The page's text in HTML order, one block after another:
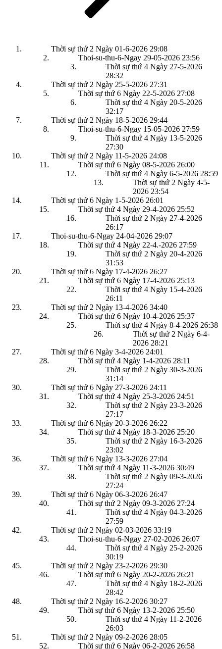
Thời sự thứ 2 Ngày 01-6-2026 29:08
Thoi-su-thu-6-Ngay 29-05-2026 23:56
Thời sự thứ 4 Ngày 27-5-2026
28:32
Thời sự thứ 2 Ngày 25-5-2026 27:31
Thời sự thứ 6 Ngày 22-5-2026 27:08
Thời sự thứ 4 Ngày 20-5-2026
32:17
Thời sự thứ 2 Ngày 18-5-2026 29:44
Thoi-su-thu-6-Ngay 15-05-2026 27:59
Thời sự thứ 4 Ngày 13-5-2026
27:30
Thời sự thứ 2 Ngày 11-5-2026 24:08
Thời sự thứ 6 Ngày 08-5-2026 26:00
Thời sự thứ 4 Ngày 6-5-2026 28:59
Thời sự thứ 2 Ngày 4-5-
2026 23:54
Thời sự thứ 6 Ngày 1-5-2026 26:01
Thời sự thứ 4 Ngày 29-4-2026 25:52
Thời sự thứ 2 Ngày 27-4-2026
26:17
Thoi-su-thu-6-Ngay 24-04-2026 29:07
Thời sự thứ 4 Ngày 22-4.-2026 27:59
Thời sự thứ 2 Ngày 20-4-2026
31:53
Thời sự thứ 6 Ngày 17-4-2026 26:27
Thời sự thứ 6 Ngày 17-4-2026 25:13
Thời sự thứ 4 Ngày 15-4-2026
26:11
Thời sự thứ 2 Ngày 13-4-2026 34:40
Thời sự thứ 6 Ngày 10-4-2026 25:37
Thời sự thứ 4 Ngày 8-4-2026 26:38
Thời sự thứ 2 Ngày 6-4-
2026 28:21
Thời sự thứ 6 Ngày 3-4-2026 24:01
Thời sự thứ 4 Ngày 1-4-2026 28:11
Thời sự thứ 2 Ngày 30-3-2026
31:14
Thời sự thứ 6 Ngày 27-3-2026 24:11
Thời sự thứ 4 Ngày 25-3-2026 24:51
Thời sự thứ 2 Ngày 23-3-2026
27:17
Thời sự thứ 6 Ngày 20-3-2026 26:22
Thời sự thứ 4 Ngày 18-3-2026 25:20
Thời sự thứ 2 Ngày 16-3-2026
23:02
Thời sự thứ 6 Ngày 13-3-2026 27:04
Thời sự thứ 4 Ngày 11-3-2026 30:49
Thời sự thứ 2 Ngày 09-3-2026
27:24
Thời sự thứ 6 Ngày 06-3-2026 26:47
Thời sự thứ 2 Ngày 09-3-2026 27:24
Thời sự thứ 4 Ngày 04-3-2026
27:59
Thời sự thứ 2 Ngày 02-03-2026 33:19
Thoi-su-thu-6-Ngay 27-02-2026 26:07
Thời sự thứ 4 Ngày 25-2-2026
30:19
Thời sự thứ 2 Ngày 23-2-2026 29:30
Thời sự thứ 6 Ngày 20-2-2026 26:21
Thời sự thứ 4 Ngày 18-2-2026
28:42
Thời sự thứ 2 Ngày 16-2-2026 30:27
Thời sự thứ 6 Ngày 13-2-2026 25:50
Thời sự thứ 4 Ngày 11-2-2026
26:03
Thời sự thứ 2 Ngày 09-2-2026 28:05
Thời sự thứ 6 Ngày 06-2-2026 26:58